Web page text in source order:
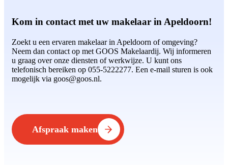
Kom in contact met uw makelaar in Apeldoorn!
Zoekt u een ervaren makelaar in Apeldoorn of omgeving?
Neem dan contact op met GOOS Makelaardij. Wij informeren
u graag over onze diensten of werkwijze. U kunt ons
telefonisch bereiken op 055-5222277. Een e-mail sturen is ook
mogelijk via goos@goos.nl.
Afspraak maken